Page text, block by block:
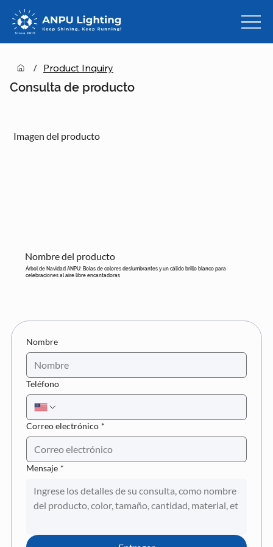
/ Product Inquiry
Consulta de producto
Imagen del producto
Nombre del producto
Árbol de Navidad ANPU: Bolas de colores deslumbrantes y un cálido brillo blanco para
celebraciones al aire libre encantadoras
Nombre
Teléfono
Correo electrónico *
Mensaje *